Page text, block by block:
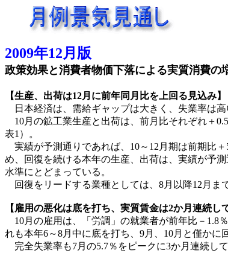
2009年12月版
政策効果と消費者物価下落による実質消費の
【生産、出荷は12月に前年同月比を上回る見込み】
日本経済は、需給ギャップは大きく、失業率は高
10月の鉱工業生産と出荷は、前月比それぞれ＋
表1）。
実績が予測通りであれば、10～12月期は前期比
め、回復を続ける本年の生産、出荷は、実績が予
水準にとどまっている。
回復をリードする業種としては、8月以降12月ま
【雇用の悪化は底を打ち、実質賃金は2か月連続し
10月の雇用は、「労調」の就業者が前年比－1.8
れも本年6～8月中に底を打ち、9月、10月と僅かに
完全失業率も7月の5.7％をピークに3か月連続し